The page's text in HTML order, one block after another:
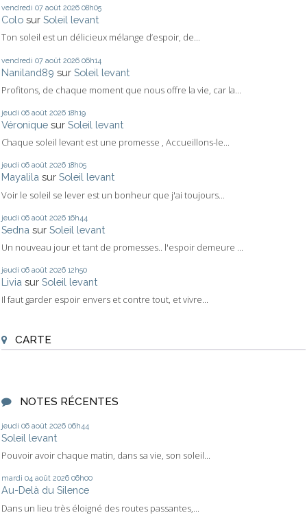
vendredi 07 août 2026 08h05
Colo sur Soleil levant
Ton soleil est un délicieux mélange d’espoir, de...
vendredi 07 août 2026 06h14
Naniland89 sur Soleil levant
Profitons, de chaque moment que nous offre la vie, car la...
jeudi 06 août 2026 18h19
Véronique sur Soleil levant
Chaque soleil levant est une promesse , Accueillons-le...
jeudi 06 août 2026 18h05
Mayalila sur Soleil levant
Voir le soleil se lever est un bonheur que j'ai toujours...
jeudi 06 août 2026 16h44
Sedna sur Soleil levant
Un nouveau jour et tant de promesses.. l'espoir demeure ...
jeudi 06 août 2026 12h50
Livia sur Soleil levant
Il faut garder espoir envers et contre tout, et vivre...
CARTE
NOTES RÉCENTES
jeudi 06 août 2026 06h44
Soleil levant
Pouvoir avoir chaque matin, dans sa vie, son soleil...
mardi 04 août 2026 06h00
Au-Delà du Silence
Dans un lieu très éloigné des routes passantes,...